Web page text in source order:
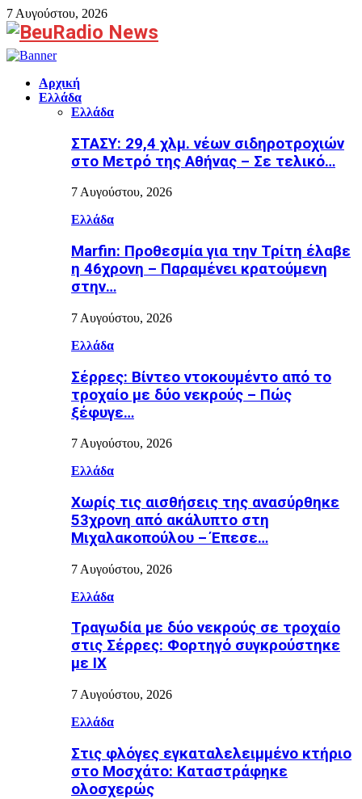
7 Αυγούστου, 2026
Facebook
Αρχική
Ελλάδα
Ελλάδα
ΣΤΑΣΥ: 29,4 χλμ. νέων σιδηροτροχιών
στο Μετρό της Αθήνας – Σε τελικό…
7 Αυγούστου, 2026
Ελλάδα
Marfin: Προθεσμία για την Τρίτη έλαβε
η 46χρονη – Παραμένει κρατούμενη
στην…
7 Αυγούστου, 2026
Ελλάδα
Σέρρες: Βίντεο ντοκουμέντο από το
τροχαίο με δύο νεκρούς – Πώς
ξέφυγε…
7 Αυγούστου, 2026
Ελλάδα
Χωρίς τις αισθήσεις της ανασύρθηκε
53χρονη από ακάλυπτο στη
Μιχαλακοπούλου – Έπεσε…
7 Αυγούστου, 2026
Ελλάδα
Τραγωδία με δύο νεκρούς σε τροχαίο
στις Σέρρες: Φορτηγό συγκρούστηκε
με ΙΧ
7 Αυγούστου, 2026
Ελλάδα
Στις φλόγες εγκαταλελειμμένο κτήριο
στο Μοσχάτο: Καταστράφηκε
ολοσχερώς